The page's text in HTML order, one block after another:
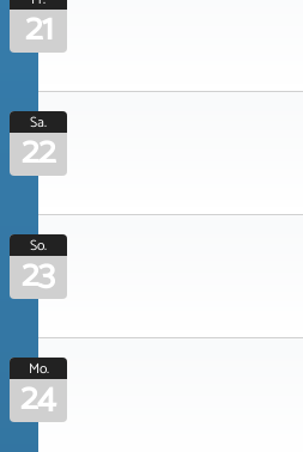
21
Sa.
22
So.
23
Mo.
24